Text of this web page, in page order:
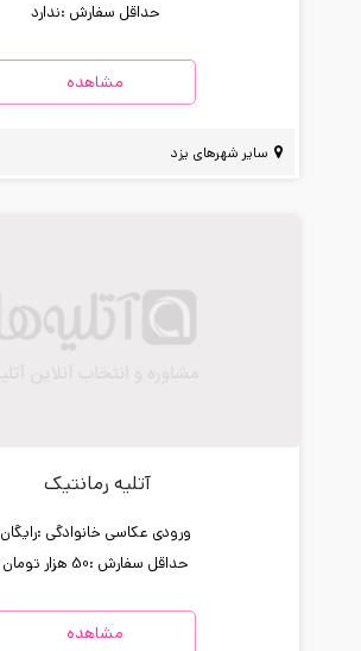
حداقل سفارش :ندارد
مشاهده
سایر شهرهای یزد
آتلیه رمانتیک
ورودی عکاسی خانوادگی :رایگان
حداقل سفارش :50 هزار تومان
مشاهده